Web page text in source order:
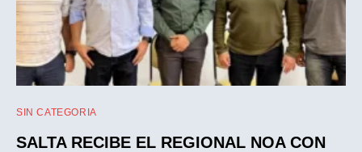
SIN CATEGORIA
SALTA RECIBE EL REGIONAL NOA CON